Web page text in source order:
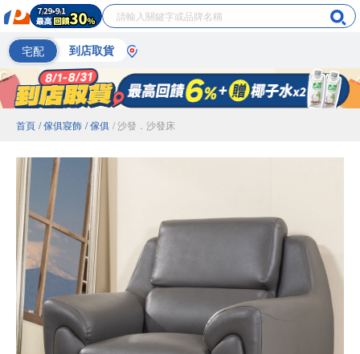
宅配 到店取貨
首頁 / 傢俱寢飾 / 傢俱 / 沙發．沙發床